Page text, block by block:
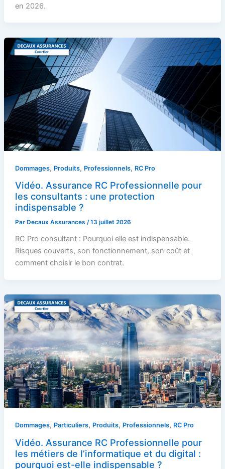
en 2026.
Dommages, Produits, Professionnels, RC Pro
Vidéo. Assurance RC Professionnelle pour
les consultants : une protection
indispensable ?
Par Decaux Assurances /13 juillet 2026
RC Pro consultant : Pourquoi elle est indispensable.
Risques couverts, son fonctionnement, son coût et
comment choisir le bon contrat.
Dommages, Particuliers, Produits, Professionnels, RC Pro
Vidéo. Assurance RC Professionnelle pour
les métiers de l’informatique et du digital :
pourquoi est-elle indispensable ?